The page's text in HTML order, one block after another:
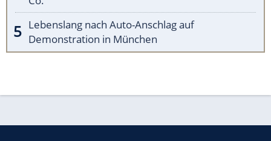
Lebenslang nach Auto-Anschlag auf
Demonstration in München